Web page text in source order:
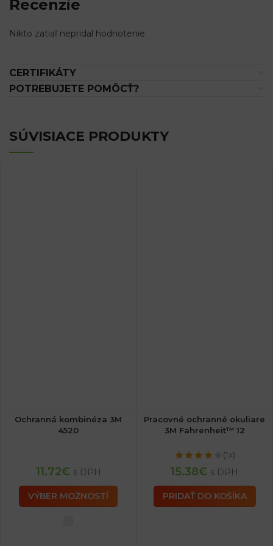
Recenzie
Nikto zatiaľ nepridal hodnotenie.
CERTIFIKÁTY
POTREBUJETE POMÔCŤ?
SÚVISIACE PRODUKTY
Ochranná kombinéza 3M
4520
11.72€ s DPH
VÝBER MOŽNOSTÍ
Pracovné ochranné okuliare
3M Fahrenheit™ 12
(1x)
15.38€ s DPH
PRIDAŤ DO KOŠÍKA